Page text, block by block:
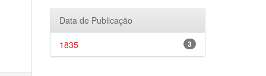
Data de Publicação
3
1835